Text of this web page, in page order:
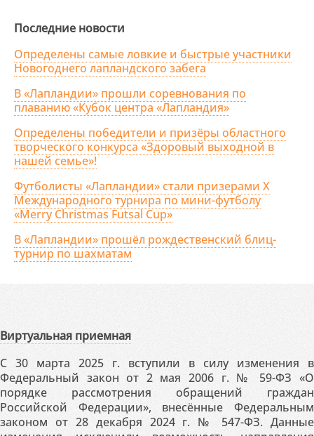
Последние новости
Определены самые ловкие и быстрые участники
Новогоднего лапландского забега
В «Лапландии» прошли соревнования по
плаванию «Кубок центра «Лапландия»
Определены победители и призёры областного
творческого конкурса «Здоровый выходной в
нашей семье»!
Футболисты «Лапландии» стали призерами X
Международного турнира по мини-футболу
«Merry Christmas Futsal Cup»
В «Лапландии» прошёл рождественский блиц-
турнир по шахматам
Виртуальная приемная
С 30 марта 2025 г. вступили в силу изменения в
Федеральный закон от 2 мая 2006 г. № 59-ФЗ «О
порядке рассмотрения обращений граждан
Российской Федерации», внесённые Федеральным
законом от 28 декабря 2024 г. № 547-ФЗ. Данные